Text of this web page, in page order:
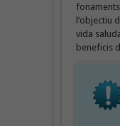
l’objectiu
vida
beneficis